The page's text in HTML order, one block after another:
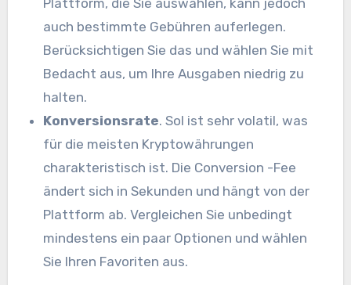
auch bestimmte Gebühren auferlegen.
Berücksichtigen Sie das und wählen Sie mit
Bedacht aus, um Ihre Ausgaben niedrig zu
halten.
Konversionsrate. Sol ist sehr volatil, was
für die meisten Kryptowährungen
charakteristisch ist. Die Conversion -Fee
ändert sich in Sekunden und hängt von der
Plattform ab. Vergleichen Sie unbedingt
mindestens ein paar Optionen und wählen
Sie Ihren Favoriten aus.